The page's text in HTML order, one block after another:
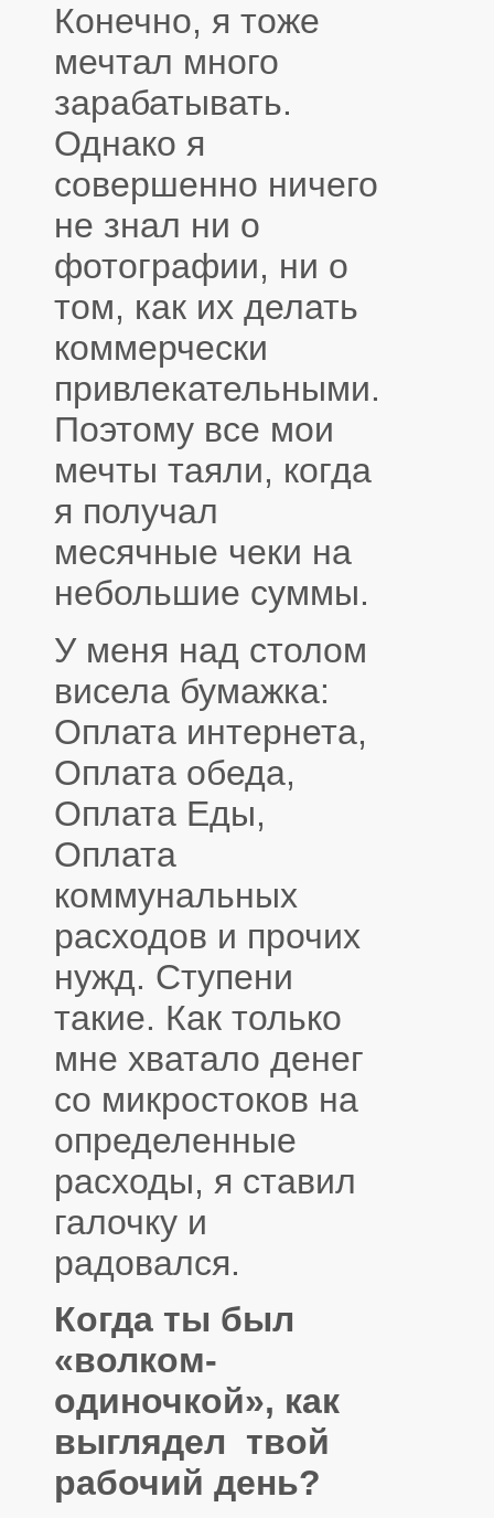
Конечно, я тоже
мечтал много
зарабатывать.
Однако я
совершенно ничего
не знал ни о
фотографии, ни о
том, как их делать
коммерчески
привлекательными.
Поэтому все мои
мечты таяли, когда
я получал
месячные чеки на
небольшие суммы.
У меня над столом
висела бумажка:
Оплата интернета,
Оплата обеда,
Оплата Еды,
Оплата
коммунальных
расходов и прочих
нужд. Ступени
такие. Как только
мне хватало денег
со микростоков на
определенные
расходы, я ставил
галочку и
радовался.
Когда ты был
«волком-
одиночкой», как
выглядел твой
рабочий день?